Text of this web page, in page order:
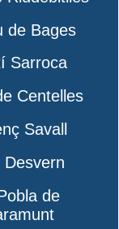
de Bages
Sarroca
Centelles
Savall
Desvern
de